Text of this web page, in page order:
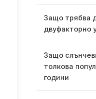
Защо трябва
двуфакторно
Защо
толкова
години